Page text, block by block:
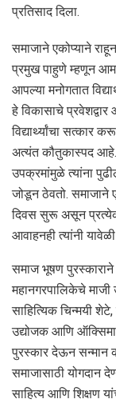
प्रतिसाद दिला.
समाजाने एकोप्याने
प्रमुख पाहुणे म्हणून
आपल्या मनोगतात
हे विकासाचे
विद्यार्थ्यांचा सत्कार
अत्यंत कौतुकास्पद आहे.
उपक्रमांमुळे त्यांना
जोडून ठेवतो. समाजाने
दिवस सुरू असून
आवाहनही त्यांनी
समाज भूषण पुरस्काराने
महानगरपालिकेचे
साहित्यिक चिन्मयी
उद्योजक आणि
पुरस्कार देऊन सन्मान
समाजासाठी योगदान
साहित्य आणि शिक्षण